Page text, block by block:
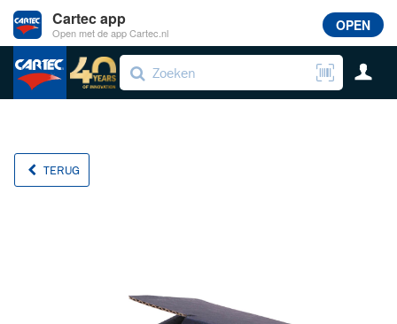
TERUG
Cartec app
Open met de app Cartec.nl OPEN